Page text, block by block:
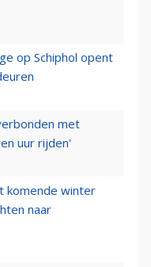
op Schiphol opent
met
uur rijden'
komende winter
naar